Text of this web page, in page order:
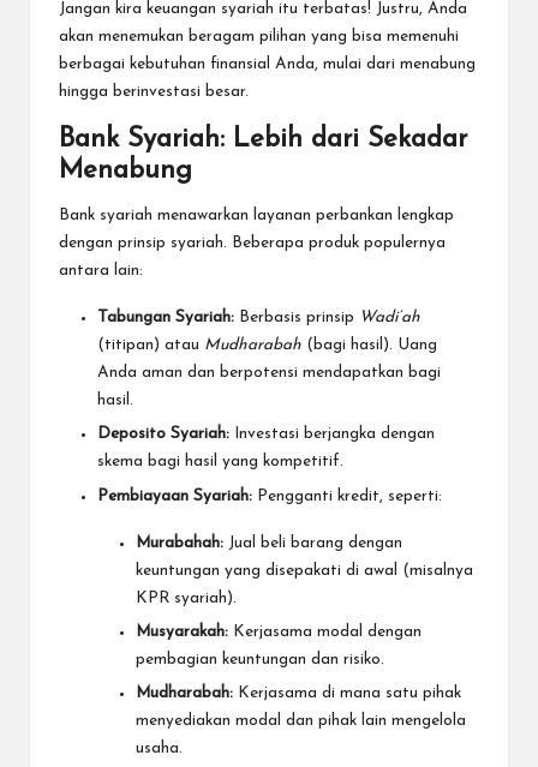
Jangan kira keuangan syariah itu terbatas! Justru, Anda
akan menemukan beragam pilihan yang bisa memenuhi
berbagai kebutuhan finansial Anda, mulai dari menabung
hingga berinvestasi besar.
Bank Syariah: Lebih dari Sekadar
Menabung
Bank syariah menawarkan layanan perbankan lengkap
dengan prinsip syariah. Beberapa produk populernya
antara lain:
Tabungan Syariah: Berbasis prinsip
Wadi’ah
(titipan) atau Mudharabah (bagi hasil). Uang
Anda aman dan berpotensi mendapatkan bagi
hasil.
Deposito Syariah: Investasi berjangka dengan
skema bagi hasil yang kompetitif.
Pembiayaan Syariah: Pengganti kredit, seperti:
Murabahah: Jual beli barang dengan
keuntungan yang disepakati di awal (misalnya
KPR syariah).
Musyarakah: Kerjasama modal dengan
pembagian keuntungan dan risiko.
Mudharabah: Kerjasama di mana satu pihak
menyediakan modal dan pihak lain mengelola
usaha.